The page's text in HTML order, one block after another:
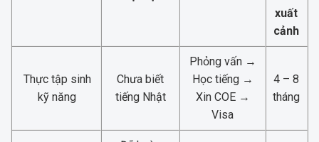
xuất
cảnh
Thực tập sinh
kỹ năng
Chưa biết
tiếng Nhật
Phỏng vấn →
Học tiếng →
Xin COE →
Visa
4 – 8
tháng